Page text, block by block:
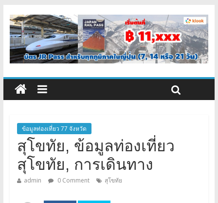
ข้อมูลท่องเที่ยว 77 จังหวัด
สุโขทัย, ข้อมูลท่องเที่ยว
สุโขทัย, การเดินทาง
admin 0 Comment สุโขทัย